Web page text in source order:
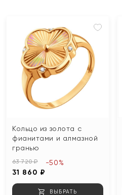
Кольцо из золота с
фианитами и алмазной
гранью
63 720 ₽
31 860 ₽
-50%
ВЫБРАТЬ